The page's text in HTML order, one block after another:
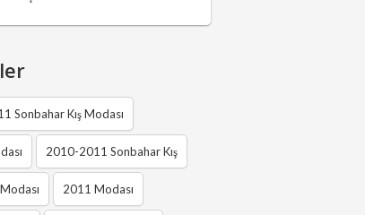
Sonbahar Kış Modası
2010-2011 Sonbahar Kış
2011 Modası